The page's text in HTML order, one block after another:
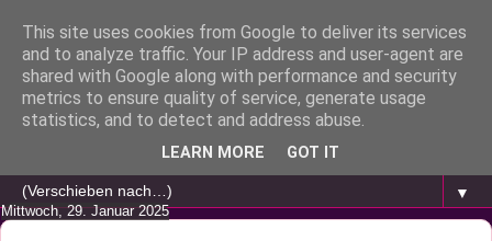
▼
Mittwoch, 29. Januar 2025
This site uses cookies from Google to deliver its services
and to analyze traffic. Your IP address and user-agent are
shared with Google along with performance and security
metrics to ensure quality of service, generate usage
statistics, and to detect and address abuse.
LEARN MORE GOT IT